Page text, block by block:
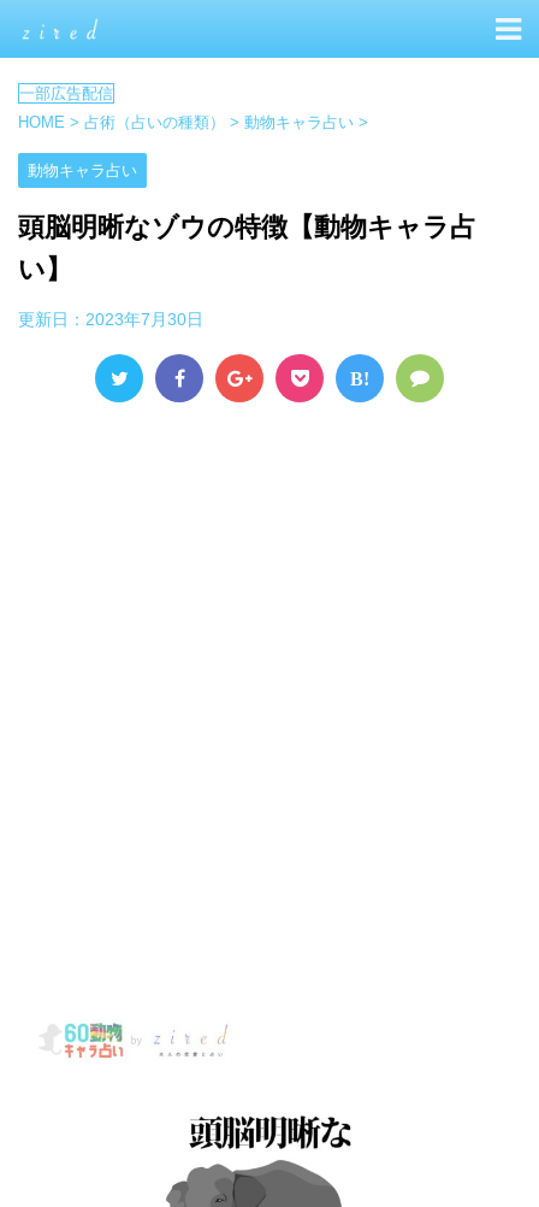
HOME > 占術（占いの種類） > 動物キャラ占い >
動物キャラ占い
頭脳明晰なゾウの特徴【動物キャラ占
い】
更新日： 2023年7月30日
B!